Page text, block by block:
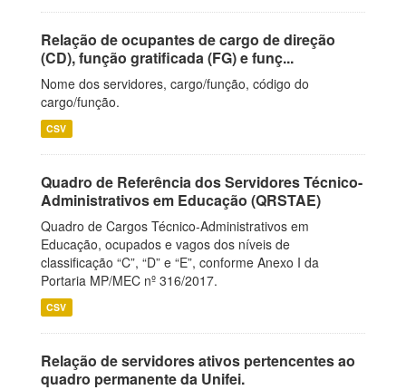
Relação de ocupantes de cargo de direção
(CD), função gratificada (FG) e funç...
Nome dos servidores, cargo/função, código do
cargo/função.
CSV
Quadro de Referência dos Servidores Técnico-
Administrativos em Educação (QRSTAE)
Quadro de Cargos Técnico-Administrativos em
Educação, ocupados e vagos dos níveis de
classificação “C”, “D” e “E”, conforme Anexo I da
Portaria MP/MEC nº 316/2017.
CSV
Relação de servidores ativos pertencentes ao
quadro permanente da Unifei.